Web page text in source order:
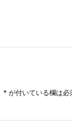
* が付いている欄は必